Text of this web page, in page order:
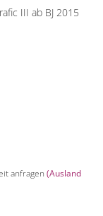
III ab BJ 2015
anfragen (Ausland